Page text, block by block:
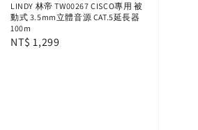
LINDY 林帝 TW00267 CISCO專用 被
動式 3.5mm立體音源 CAT.5延長器
100m
Regular
NT$ 1,299